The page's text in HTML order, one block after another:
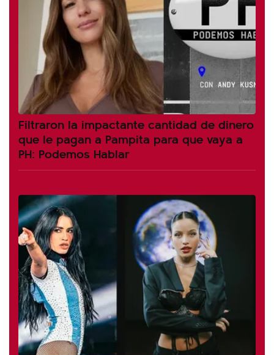
Filtraron la impactante cantidad de dinero
que le pagan a Pampita para que vaya a
PH: Podemos Hablar